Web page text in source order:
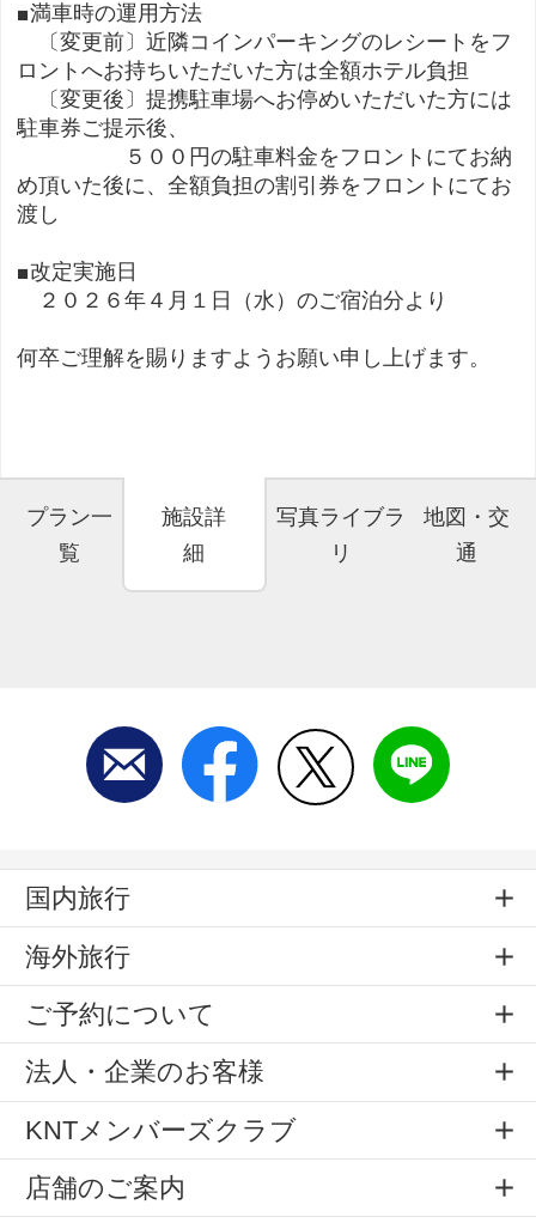
■満車時の運用方法
〔変更前〕近隣コインパーキングのレシートをフ
ロントへお持ちいただいた方は全額ホテル負担
〔変更後〕提携駐車場へお停めいただいた方には
駐車券ご提示後、
５００円の駐車料金をフロントにてお納
め頂いた後に、全額負担の割引券をフロントにてお
渡し
■改定実施日
２０２６年４月１日（水）のご宿泊分より
何卒ご理解を賜りますようお願い申し上げます。
プラン一
覧
施設詳
細
写真ライブラ
リ
地図・交
通
国内旅行
海外旅行
ご予約について
法人・企業のお客様
KNTメンバーズクラブ
店舗のご案内